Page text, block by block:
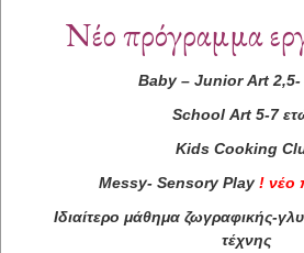
Νέο πρόγραμμα
Baby– Junior Art2,5-
School Art 5-7
Kids Cooking
Messy- Sensory Play ! νέο
Ιδιαίτερο μάθημα ζωγραφικής-
τέχνης